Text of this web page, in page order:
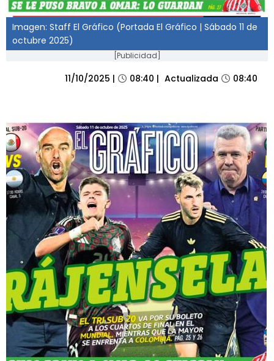
Imagen: Staff El Gráfico (Portada El Gráfico | Sábado 11 de
octubre 2025)
[Publicidad]
11/10/2025 | 08:40 | Actualizada 08:40